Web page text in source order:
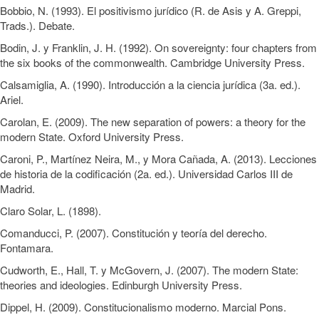
Bobbio, N. (1993). El positivismo jurídico (R. de Asis y A. Greppi,
Trads.). Debate.
Bodin, J. y Franklin, J. H. (1992). On sovereignty: four chapters from
the six books of the commonwealth. Cambridge University Press.
Calsamiglia, A. (1990). Introducción a la ciencia jurídica (3a. ed.).
Ariel.
Carolan, E. (2009). The new separation of powers: a theory for the
modern State. Oxford University Press.
Caroni, P., Martínez Neira, M., y Mora Cañada, A. (2013). Lecciones
de historia de la codificación (2a. ed.). Universidad Carlos III de
Madrid.
Claro Solar, L. (1898).
Comanducci, P. (2007). Constitución y teoría del derecho.
Fontamara.
Cudworth, E., Hall, T. y McGovern, J. (2007). The modern State:
theories and ideologies. Edinburgh University Press.
Dippel, H. (2009). Constitucionalismo moderno. Marcial Pons.